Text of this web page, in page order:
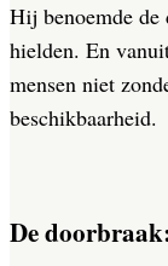
Hij benoemde
hielden. En
mensen niet
beschikbaarheid.
De